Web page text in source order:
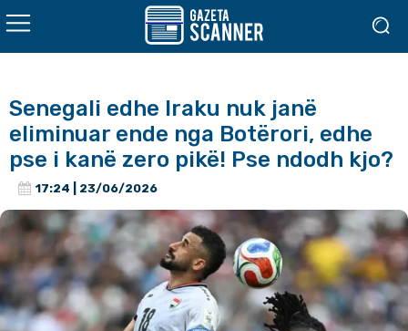
Senegali edhe Iraku nuk janë
eliminuar ende nga Botërori, edhe
pse i kanë zero pikë! Pse ndodh kjo?
17:24 | 23/06/2026